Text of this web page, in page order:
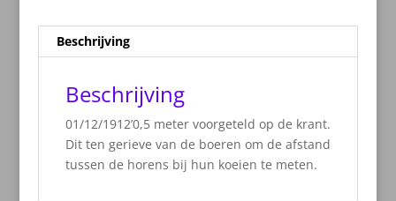
Beschrijving
Beschrijving
01/12/1912’0,5 meter voorgeteld op de krant.
Dit ten gerieve van de boeren om de afstand
tussen de horens bij hun koeien te meten.